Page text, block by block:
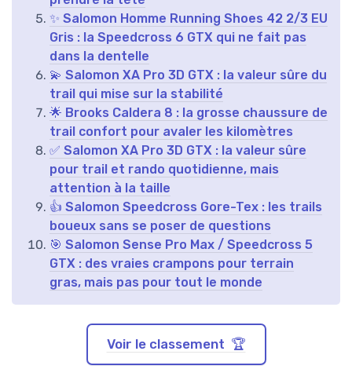
✨ Salomon Homme Running Shoes 42 2/3 EU
Gris : la Speedcross 6 GTX qui ne fait pas
dans la dentelle
💫 Salomon XA Pro 3D GTX : la valeur sûre du
trail qui mise sur la stabilité
🌟 Brooks Caldera 8 : la grosse chaussure de
trail confort pour avaler les kilomètres
✅ Salomon XA Pro 3D GTX : la valeur sûre
pour trail et rando quotidienne, mais
attention à la taille
👍 Salomon Speedcross Gore-Tex : les trails
boueux sans se poser de questions
🎯 Salomon Sense Pro Max / Speedcross 5
GTX : des vraies crampons pour terrain
gras, mais pas pour tout le monde
Voir le classement 🏆